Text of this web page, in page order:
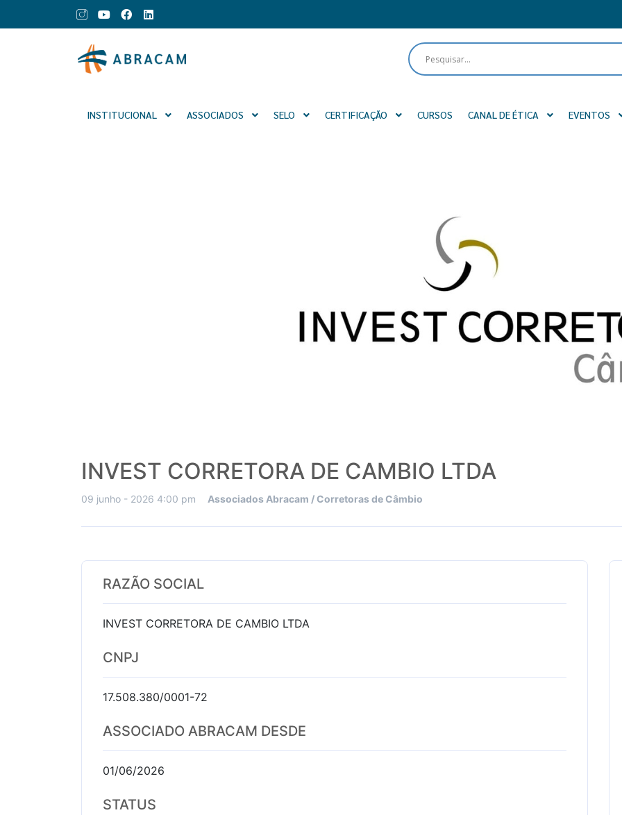
INSTITUCIONAL ASSOCIADOS SELO CERTIFICAÇÃO CURSOS CANAL DE ÉTICA EVENTOS
INVEST CORRETORA DE CAMBIO LTDA
09 junho - 2026 4:00 pm Associados Abracam / Corretoras de Câmbio
RAZÃO SOCIAL
INVEST CORRETORA DE CAMBIO LTDA
CNPJ
17.508.380/0001-72
ASSOCIADO ABRACAM DESDE
01/06/2026
STATUS